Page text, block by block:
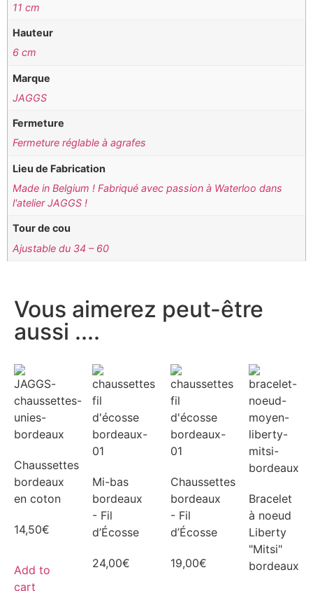
11 cm
Hauteur
6 cm
Marque
JAGGS
Fermeture
Fermeture réglable à agrafes
Lieu de Fabrication
Made in Belgium ! Fabriqué avec passion à Waterloo dans
l'atelier JAGGS !
Tour de cou
Ajustable du 34 – 60
Vous aimerez peut-être
aussi ....
Chaussettes
bordeaux
en coton
14,50€
Add to
cart
Mi-bas
bordeaux
- Fil
d’Écosse
24,00€
Chaussettes
bordeaux
- Fil
d’Écosse
19,00€
Bracelet
à noeud
Liberty
"Mitsi"
bordeaux